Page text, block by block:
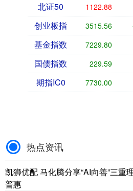
北证50 1122.88
创业板指 3515.56
基金指数 7229.80
国债指数 229.59
期指IC0 7730.00
热点资讯
凯狮优配 马化腾分享“AI向善”三重
普惠